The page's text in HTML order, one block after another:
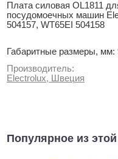
Плата силовая OL1811
посудомоечных машин
504157, WT65EI 504158
Габаритные размеры, мм:
Производитель:
Electrolux, Швеция
Популярное из